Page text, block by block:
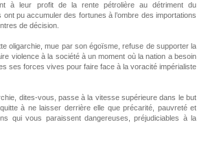
à leur profit de la rente pétrolière au détriment du
pu accumuler des fortunes à l’ombre des importations
de décision.
oligarchie, mue par son égoïsme, refuse de supporter la
violence à la société à un moment où la nation a besoin
ses forces vives pour faire face à la voracité impérialiste
dites-vous, passe à la vitesse supérieure dans le but
à ne laisser derrière elle que précarité, pauvreté et
qui vous paraissent dangereuses, préjudiciables à la